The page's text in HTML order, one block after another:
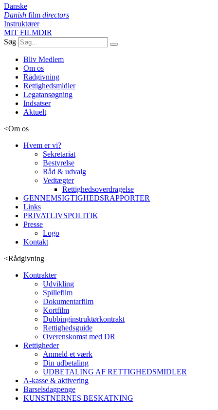
Danske
Danish film directors
Instruktører
MIT FILMDIR
Søg
Bliv Medlem
Om os
Rådgivning
Rettighedsmidler
Legatansøgning
Indsatser
Aktuelt
<Om os
Hvem er vi?
Sekretariat
Bestyrelse
Råd & udvalg
Vedtægter
Rettighedsoverdragelse
GENNEMSIGTIGHEDSRAPPORTER
Links
PRIVATLIVSPOLITIK
Presse
Logo
Kontakt
<Rådgivning
Kontrakter
Udvikling
Spillefilm
Dokumentarfilm
Kortfilm
Dubbinginstruktørkontrakt
Rettighedsguide
Overenskomst med DR
Rettigheder
Anmeld et værk
Din udbetaling
UDBETALING AF RETTIGHEDSMIDLER
A-kasse & aktivering
Barselsdagpenge
KUNSTNERNES BESKATNING